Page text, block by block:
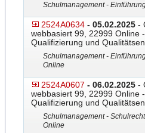
Schulmanagement -
2524A0634 - 05.02.2025 -
webbasiert 99, 22999 Online
Qualifizierung und
Schulmanagement -
Online
2524A0607 - 06.02.2025 -
webbasiert 99, 22999 Online
Qualifizierung und
Schulmanagement -
Online